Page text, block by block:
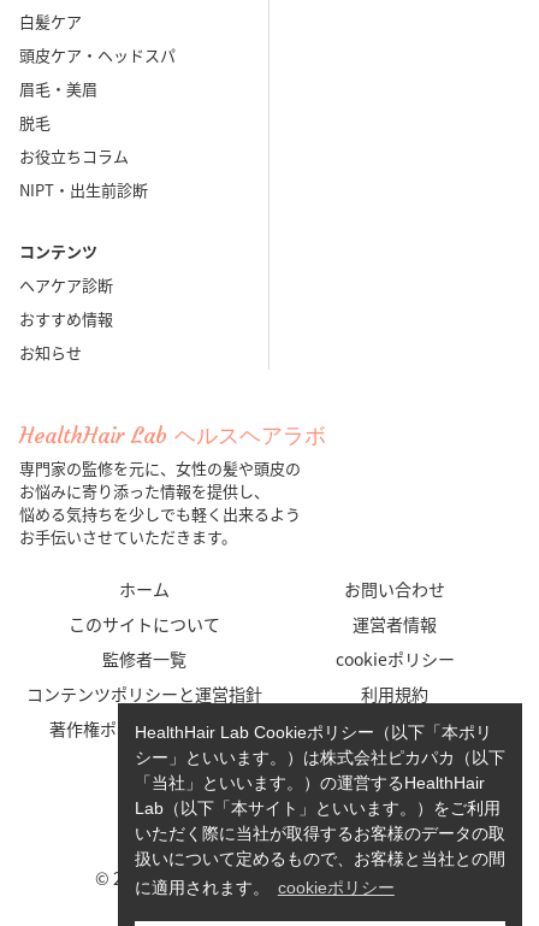
白髪ケア
頭皮ケア・ヘッドスパ
眉毛・美眉
脱毛
お役立ちコラム
NIPT・出生前診断
コンテンツ
ヘアケア診断
おすすめ情報
お知らせ
HealthHair Lab ヘルスヘアラボ
専門家の監修を元に、女性の髪や頭皮の
お悩みに寄り添った情報を提供し、
悩める気持ちを少しでも軽く出来るよう
お手伝いさせていただきます。
ホーム
お問い合わせ
このサイトについて
運営者情報
監修者一覧
cookieポリシー
コンテンツポリシーと運営指針
利用規約
著作権ポリシー/免責事項
プライバシーポリシー
© 2023-2026 HealthHair Lab ヘルスヘアラボ.
HealthHair Lab Cookieポリシー（以下「本ポリ
シー」といいます。）は株式会社ピカパカ（以下
「当社」といいます。）の運営するHealthHair
Lab（以下「本サイト」といいます。）をご利用
いただく際に当社が取得するお客様のデータの取
扱いについて定めるもので、お客様と当社との間
に適用されます。
cookieポリシー